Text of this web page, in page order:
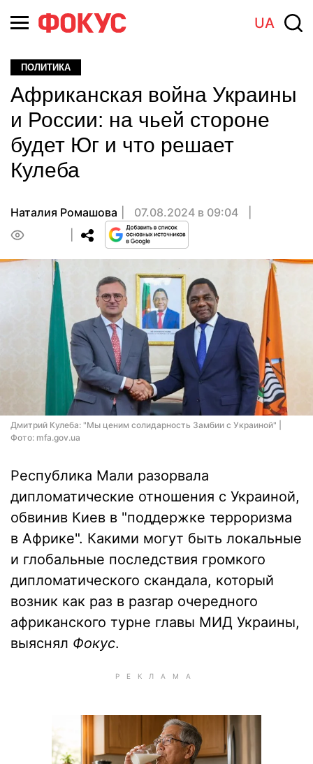
UA
ПОЛИТИКА
Африканская война Украины
и России: на чьей стороне
будет Юг и что решает
Кулеба
Наталия Ромашова
07.08.2024 в 09:04
Дмитрий Кулеба: "Мы ценим солидарность Замбии с Украиной" |
Фото: mfa.gov.ua
Республика Мали разорвала
дипломатические отношения с Украиной,
обвинив Киев в "поддержке терроризма
в Африке". Какими могут быть локальные
и глобальные последствия громкого
дипломатического скандала, который
возник как раз в разгар очередного
африканского турне главы МИД Украины,
выяснял Фокус.